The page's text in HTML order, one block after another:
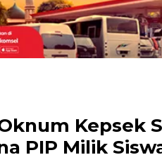
Kepsek
PIP Milik